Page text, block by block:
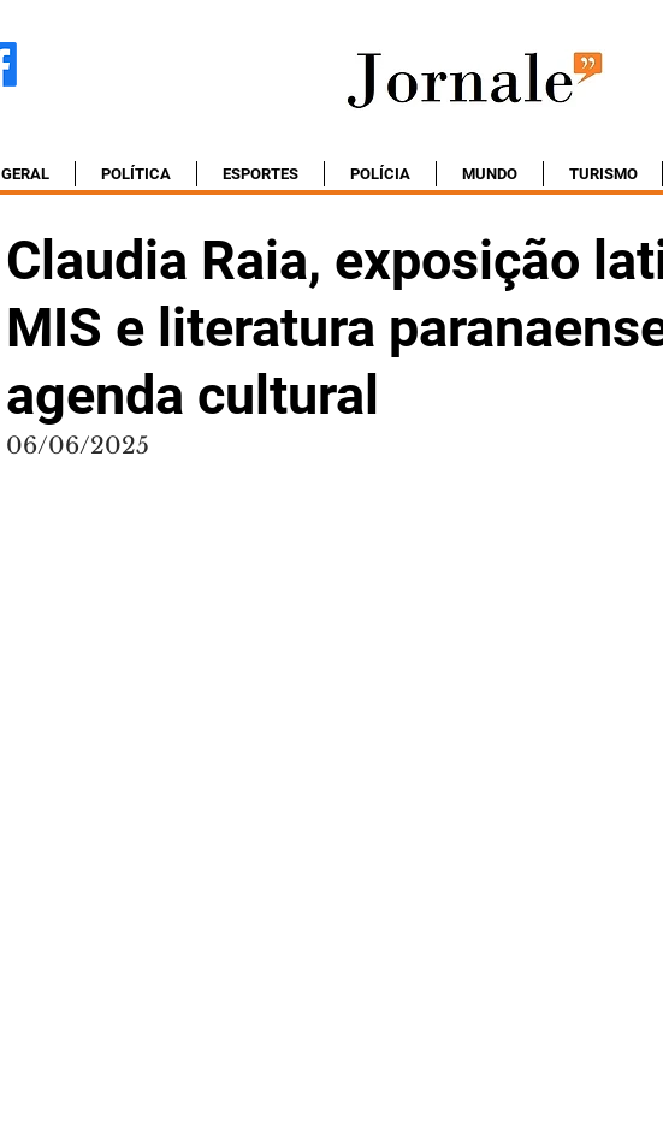
GERAL POLÍTICA ESPORTES POLÍCIA MUNDO TURISMO
Claudia Raia, exposição
MIS e literatura
agenda cultural
06/06/2025